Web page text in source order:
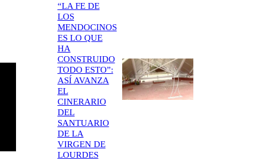
“LA FE DE
LOS
MENDOCINOS
ES LO QUE
HA
CONSTRUIDO
TODO ESTO”:
ASÍ AVANZA
EL
CINERARIO
DEL
SANTUARIO
DE LA
VIRGEN DE
LOURDES